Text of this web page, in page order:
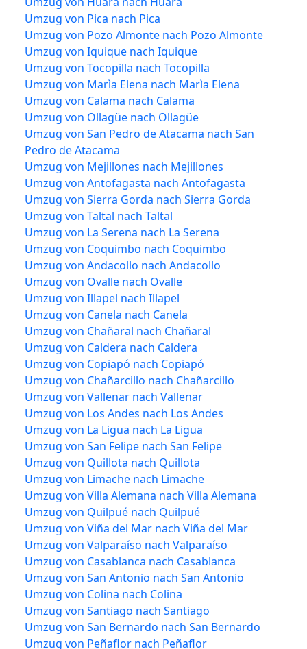
Umzug von Pica nach Pica
Umzug von Pozo Almonte nach Pozo Almonte
Umzug von Iquique nach Iquique
Umzug von Tocopilla nach Tocopilla
Umzug von Marìa Elena nach Marìa Elena
Umzug von Calama nach Calama
Umzug von Ollagüe nach Ollagüe
Umzug von San Pedro de Atacama nach San
Pedro de Atacama
Umzug von Mejillones nach Mejillones
Umzug von Antofagasta nach Antofagasta
Umzug von Sierra Gorda nach Sierra Gorda
Umzug von Taltal nach Taltal
Umzug von La Serena nach La Serena
Umzug von Coquimbo nach Coquimbo
Umzug von Andacollo nach Andacollo
Umzug von Ovalle nach Ovalle
Umzug von Illapel nach Illapel
Umzug von Canela nach Canela
Umzug von Chañaral nach Chañaral
Umzug von Caldera nach Caldera
Umzug von Copiapó nach Copiapó
Umzug von Chañarcillo nach Chañarcillo
Umzug von Vallenar nach Vallenar
Umzug von Los Andes nach Los Andes
Umzug von La Ligua nach La Ligua
Umzug von San Felipe nach San Felipe
Umzug von Quillota nach Quillota
Umzug von Limache nach Limache
Umzug von Villa Alemana nach Villa Alemana
Umzug von Quilpué nach Quilpué
Umzug von Viña del Mar nach Viña del Mar
Umzug von Valparaíso nach Valparaíso
Umzug von Casablanca nach Casablanca
Umzug von San Antonio nach San Antonio
Umzug von Colina nach Colina
Umzug von Santiago nach Santiago
Umzug von San Bernardo nach San Bernardo
Umzug von Peñaflor nach Peñaflor